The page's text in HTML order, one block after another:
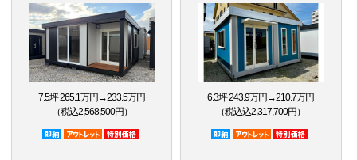
7.5坪 265.1万円→233.5万円
（税込2,568,500円）
即納品
アウトレット品
6.3坪 243.9万円→210.7万円
（税込込2,317,700円）
即納品
アウトレット品